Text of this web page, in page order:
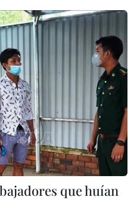
que huían